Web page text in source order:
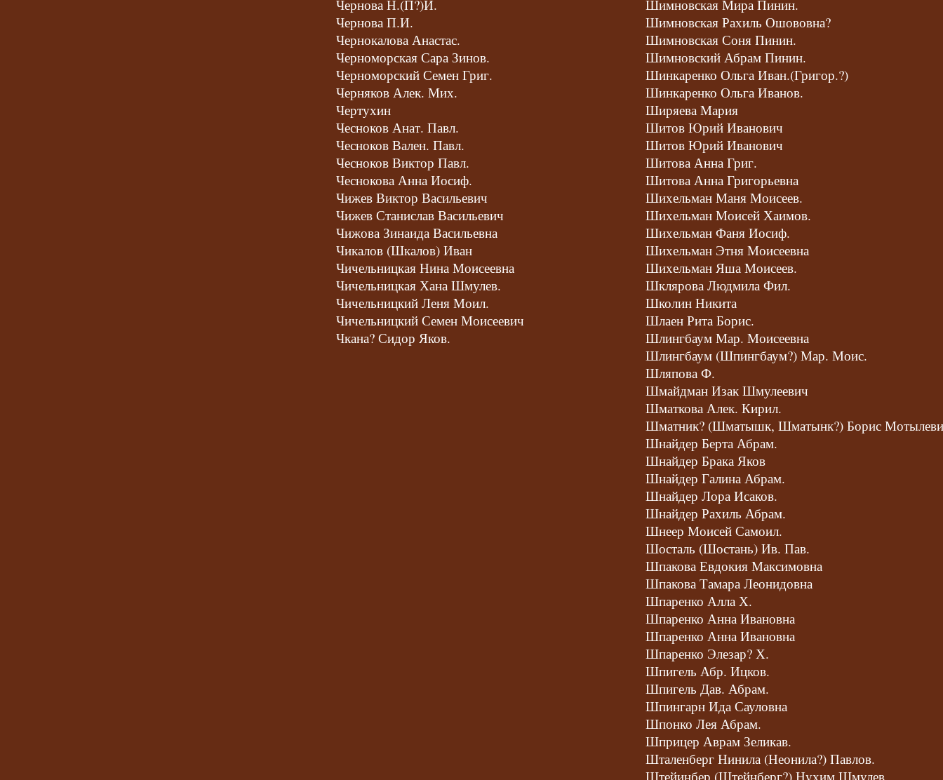
Чернова Н.(П?)И.
Чернова П.И.
Чернокалова Анастас.
Черноморская Сара Зинов.
Черноморский Семен Григ.
Черняков Алек. Мих.
Чертухин
Чесноков Анат. Павл.
Чесноков Вален. Павл.
Чесноков Виктор Павл.
Чеснокова Анна Иосиф.
Чижев Виктор Васильевич
Чижев Станислав Васильевич
Чижова Зинаида Васильевна
Чикалов (Шкалов) Иван
Чичельницкая Нина Моисеевна
Чичельницкая Хана Шмулев.
Чичельницкий Леня Моил.
Чичельницкий Семен Моисеевич
Чкана? Сидор Яков.
Шимновская Мира Пинин.
Шимновская Рахиль Ошововна?
Шимновская Соня Пинин.
Шимновский Абрам Пинин.
Шинкаренко Ольга Иван.(Григор.?)
Шинкаренко Ольга Иванов.
Ширяева Мария
Шитов Юрий Иванович
Шитов Юрий Иванович
Шитова Анна Григ.
Шитова Анна Григорьевна
Шихельман Маня Моисеев.
Шихельман Моисей Хаимов.
Шихельман Фаня Иосиф.
Шихельман Этня Моисеевна
Шихельман Яша Моисеев.
Шклярова Людмила Фил.
Школин Никита
Шлаен Рита Борис.
Шлингбаум Мар. Моисеевна
Шлингбаум (Шпингбаум?) Мар. Моис.
Шляпова Ф.
Шмайдман Изак Шмулеевич
Шматкова Алек. Кирил.
Шматник? (Шматышк, Шматынк?) Борис
Шнайдер Берта Абрам.
Шнайдер Брака Яков
Шнайдер Галина Абрам.
Шнайдер Лора Исаков.
Шнайдер Рахиль Абрам.
Шнеер Моисей Самоил.
Шосталь (Шостань) Ив. Пав.
Шпакова Евдокия Максимовна
Шпакова Тамара Леонидовна
Шпаренко Алла Х.
Шпаренко Анна Ивановна
Шпаренко Анна Ивановна
Шпаренко Элезар? Х.
Шпигель Абр. Ицков.
Шпигель Дав. Абрам.
Шпингарн Ида Сауловна
Шпонко Лея Абрам.
Шприцер Аврам Зеликав.
Шталенберг Нинила (Неонила?) Павлов.
Штейинбер (Штейнберг?) Нухим Шмулев